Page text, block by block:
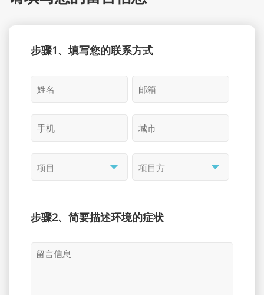
步骤1、填写您的联系方式
步骤2、简要描述环境的症状